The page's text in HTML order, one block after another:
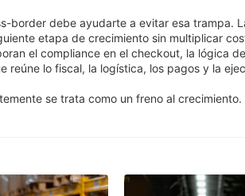
border debe ayudarte a evitar esa
etapa de crecimiento sin multiplicar
el compliance en el checkout, la lógica
reúne lo fiscal, la logística, los pagos y la
se trata como un freno al